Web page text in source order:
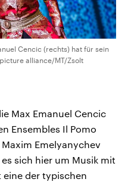
Cencic (rechts) hat für sein
alliance/MT/Zsolt
Max Emanuel Cencic
Ensembles Il Pomo
Emelyanychev
sich hier um Musik mit
der typischen